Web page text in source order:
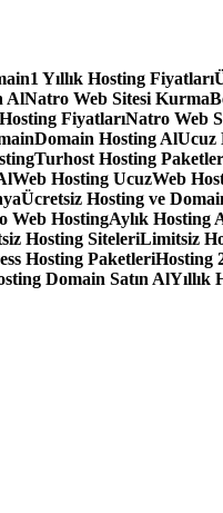
1 Yıllık Hosting Fiyatları
AlNatro Web Sitesi Kurma
FiyatlarıNatro Web
Domain Hosting AlUcuz
Turhost Hosting
Web Hosting UcuzWeb
Ücretsiz Hosting ve
Web HostingAylık Hosting
Hosting SiteleriLimitsiz
Hosting PaketleriHosting
Domain Satın AlYıllık